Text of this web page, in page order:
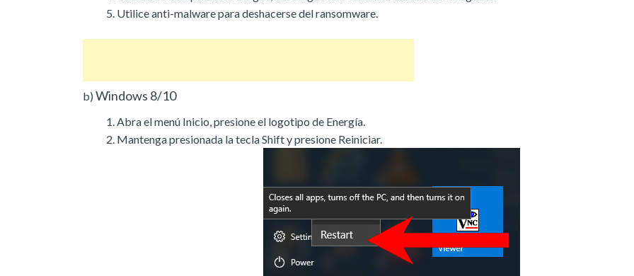
Utilice anti-malware para deshacerse del ransomware.
b) Windows 8/10
Abra el menú Inicio, presione el logotipo de Energía.
Mantenga presionada la tecla Shift y presione Reiniciar.